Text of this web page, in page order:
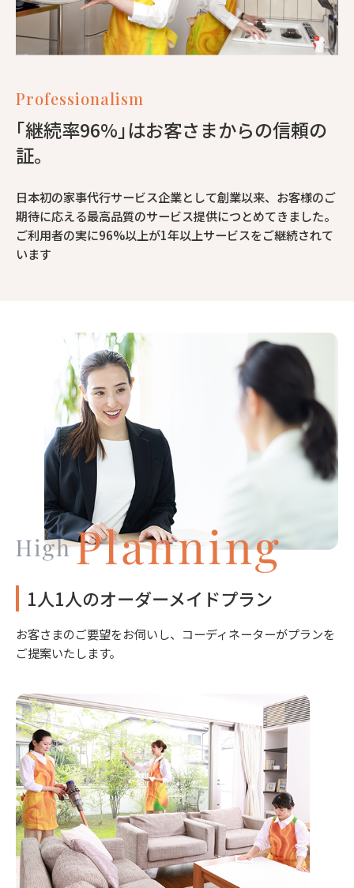
Professionalism
｢継続率96%｣はお客さまからの信頼の
証。
日本初の家事代行サービス企業として創業以来、お客様のご
期待に応える最高品質のサービス提供につとめてきました。
ご利用者の実に96%以上が1年以上サービスをご継続されて
います
1人1人のオーダーメイドプラン
お客さまのご要望をお伺いし、コーディネーターがプランを
ご提案いたします。